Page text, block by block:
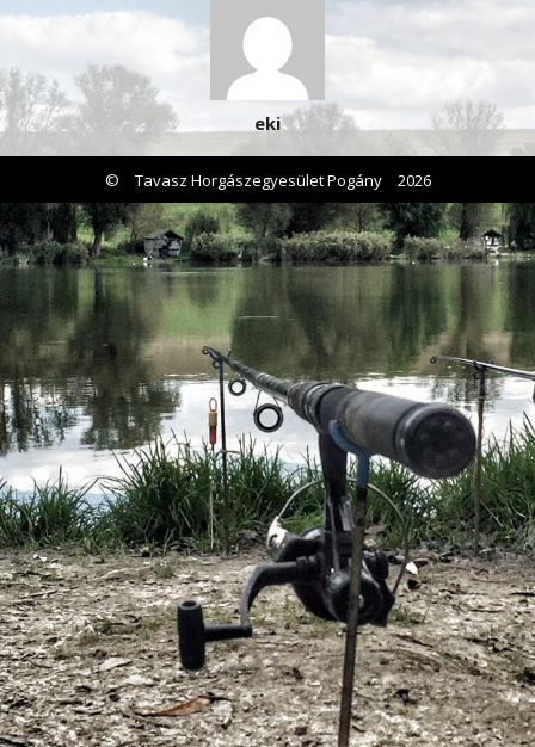
eki
© Tavasz Horgászegyesület Pogány 2026